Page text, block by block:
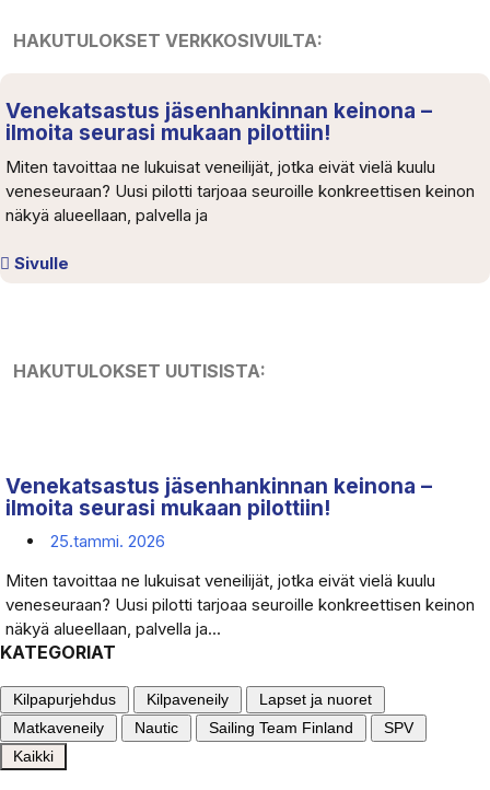
HAKUTULOKSET VERKKOSIVUILTA:
Venekatsastus jäsenhankinnan keinona –
ilmoita seurasi mukaan pilottiin!
Miten tavoittaa ne lukuisat veneilijät, jotka eivät vielä kuulu
veneseuraan? Uusi pilotti tarjoaa seuroille konkreettisen keinon
näkyä alueellaan, palvella ja
Sivulle
HAKUTULOKSET UUTISISTA:
Venekatsastus jäsenhankinnan keinona –
ilmoita seurasi mukaan pilottiin!
25.tammi. 2026
Miten tavoittaa ne lukuisat veneilijät, jotka eivät vielä kuulu
veneseuraan? Uusi pilotti tarjoaa seuroille konkreettisen keinon
näkyä alueellaan, palvella ja...
KATEGORIAT
Kilpapurjehdus Kilpaveneily
Lapset ja nuoret
Matkaveneily
Nautic Sailing Team Finland
SPV
Kaikki